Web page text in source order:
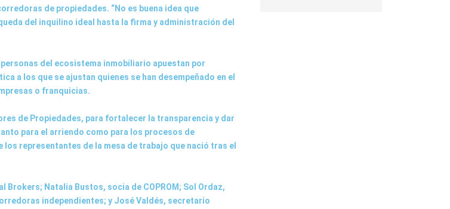
de propiedades. “No es buena idea que
del inquilino ideal hasta la firma y administración del
del ecosistema inmobiliario apuestan por
a los que se ajustan quienes se han desempeñado en el
o franquicias.
de Propiedades, para fortalecer la transparencia y dar
para el arriendo como para los procesos de
los representantes de la mesa de trabajo que nació tras el
Natalia Bustos, socia de COPROM; Sol Ordaz,
independientes; y José Valdés, secretario